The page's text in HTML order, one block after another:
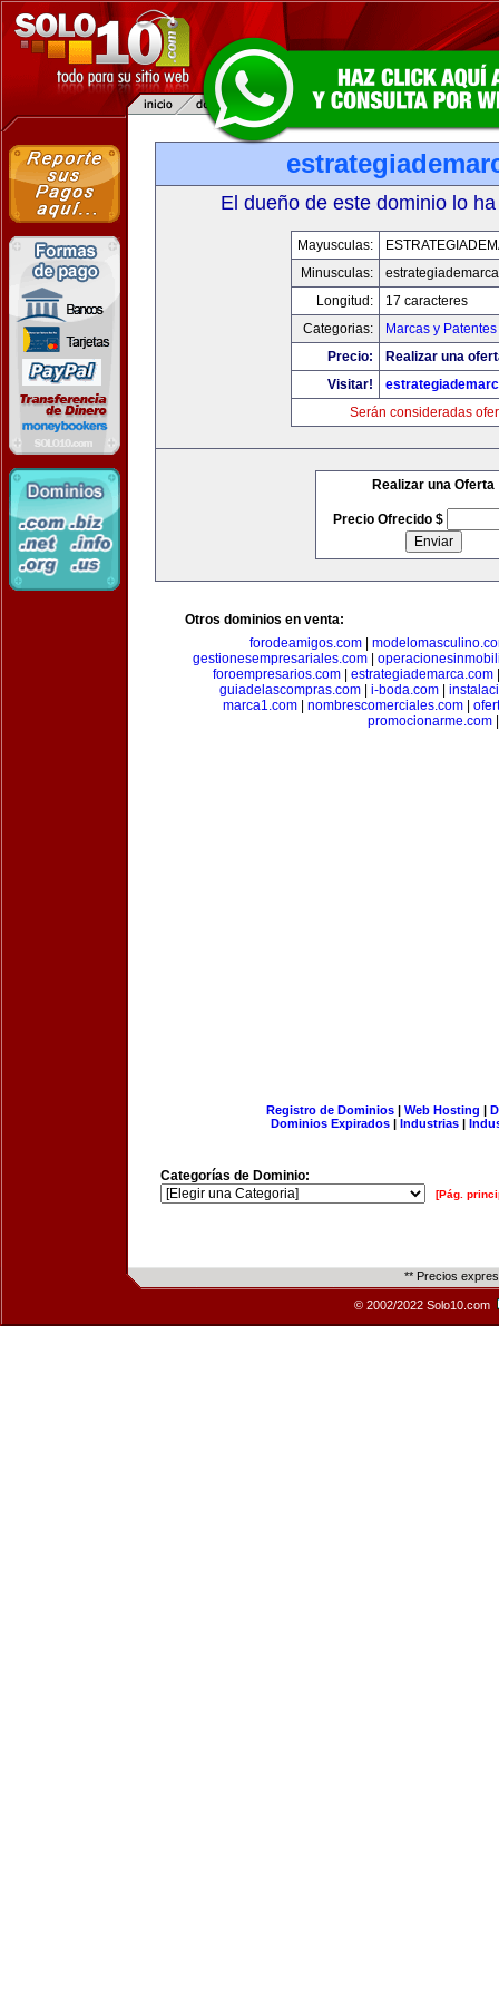
El dueño de este dominio lo
Mayusculas:
Minusculas:
Longitud:
17 caracteres
Categorias:
Marcas y Patentes
Precio:
Realizar una
Visitar!
Serán consideradas
Realizar una Oferta
Precio Ofrecido $
Otros dominios en venta:
forodeamigos.com
gestionesempresariales.com
foroempresarios.com| estrategiademarca.com
guiadelascompras.com
i-boda.com
marca1.com| nombrescomerciales.com|
promocionarme.com
Registro de Dominios| Web Hosting |
Dominios Expirados | Industrias |
Categorías de Dominio:
[Pág.
** Precios
© 2002/2022 Solo10.com